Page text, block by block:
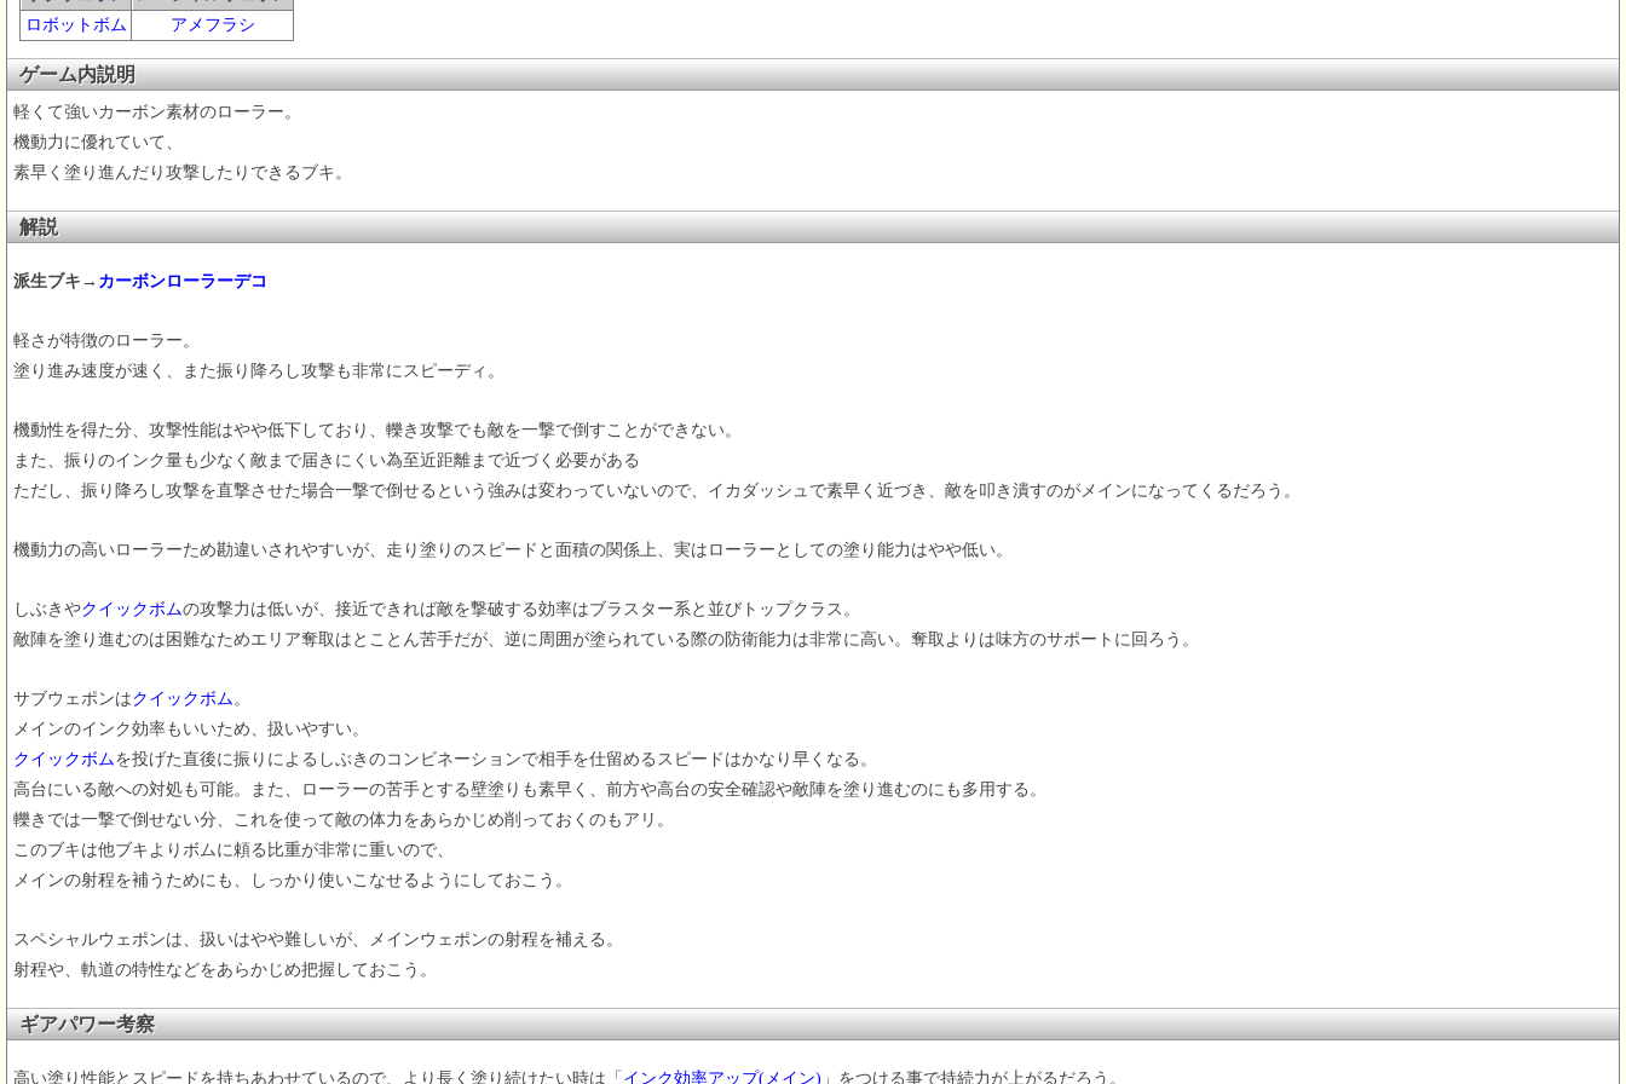
ロボットボム
アメフラシ
ゲーム内説明
軽くて強いカーボン素材のローラー。
機動力に優れていて、
素早く塗り進んだり攻撃したりできるブキ。
解説
派生ブキ→ カーボンローラーデコ
軽さが特徴のローラー。
塗り進み速度が速く、また振り降ろし攻撃も非常にスピーディ。
機動性を得た分、攻撃性能はやや低下しており、轢き攻撃でも敵を一撃で倒すことができない。
また、振りのインク量も少なく敵まで届きにくい為至近距離まで近づく必要がある
ただし、振り降ろし攻撃を直撃させた場合一撃で倒せるという強みは変わっていないので、イカダッシュで素早く近づき、敵を叩き潰すのがメインになってくるだろう。
機動力の高いローラーため勘違いされやすいが、走り塗りのスピードと面積の関係上、実はローラーとしての塗り能力はやや低い。
しぶきやクイックボムの攻撃力は低いが、接近できれば敵を撃破する効率はブラスター系と並びトップクラス。
敵陣を塗り進むのは困難なためエリア奪取はとことん苦手だが、逆に周囲が塗られている際の防衛能力は非常に高い。奪取よりは味方のサポートに回ろう。
サブウェポンはクイックボム。
メインのインク効率もいいため、扱いやすい。
クイックボムを投げた直後に振りによるしぶきのコンビネーションで相手を仕留めるスピードはかなり早くなる。
高台にいる敵への対処も可能。また、ローラーの苦手とする壁塗りも素早く、前方や高台の安全確認や敵陣を塗り進むのにも多用する。
轢きでは一撃で倒せない分、これを使って敵の体力をあらかじめ削っておくのもアリ。
このブキは他ブキよりボムに頼る比重が非常に重いので、
メインの射程を補うためにも、しっかり使いこなせるようにしておこう。
スペシャルウェポンは、扱いはやや難しいが、メインウェポンの射程を補える。
射程や、軌道の特性などをあらかじめ把握しておこう。
ギアパワー考察
高い塗り性能とスピードを持ちあわせているので、より長く塗り続けたい時は「 インク効率アップ(メイン) 」をつける事で持続力が上がるだろう。